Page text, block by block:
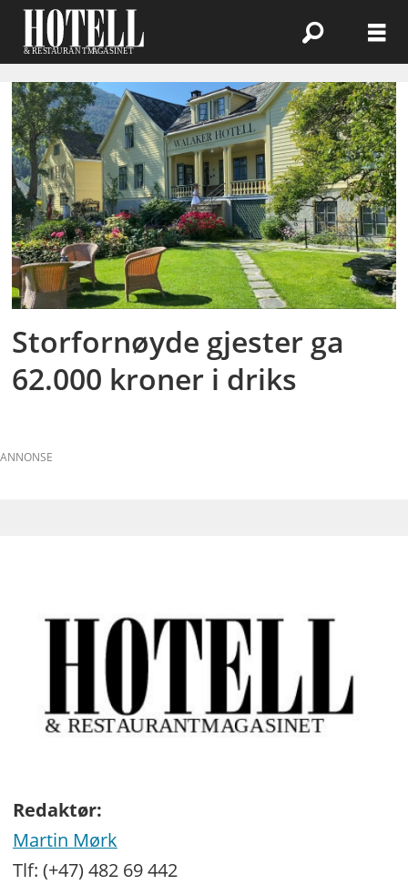
Emne:
solvorn
Storfornøyde gjester ga
62.000 kroner i driks
ANNONSE
Redaktør:
Martin Mørk
Tlf: (+47) 482 69 442